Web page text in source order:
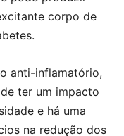
corpo de
anti-inflamatório,
ter um impacto
e há uma
na redução dos